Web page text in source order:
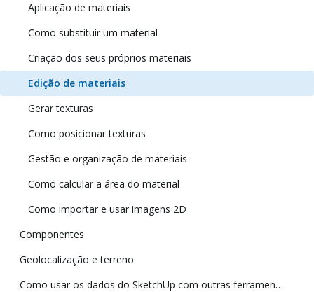
Aplicação de materiais
Como substituir um material
Criação dos seus próprios materiais
Edição de materiais
Gerar texturas
Como posicionar texturas
Gestão e organização de materiais
Como calcular a área do material
Como importar e usar imagens 2D
Componentes
Geolocalização e terreno
Como usar os dados do SketchUp com outras ferramentas e programas de modelagem